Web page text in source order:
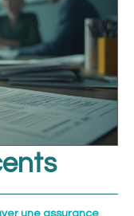
une assurance